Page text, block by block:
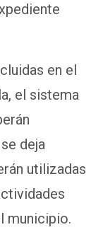
en el
el sistema
deja
utilizadas
municipio.